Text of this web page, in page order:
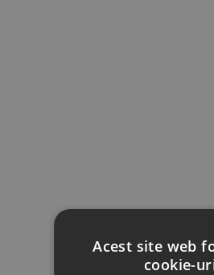
Acest site web
cookie-